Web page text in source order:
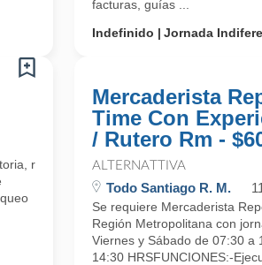
facturas, guías ...
Indefinido
Jornada
requiere incorporar a su equipo a
Mercaderista
Time Con
/ Rutero Rm -
ALTERNATTIVA
Todo Santiago R. M.
Se requiere Mercaderista
Región Metropolitana con
Viernes y Sábado de 07:30 a
14:30 HRSFUNCIONES:-